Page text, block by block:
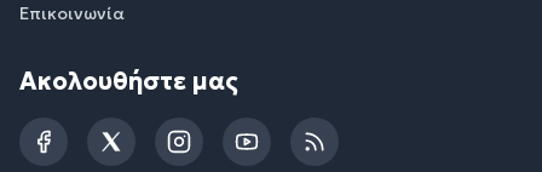
Επικοινωνία
Ακολουθήστε μας
FacebookTwitterInstagramYouTubeRSS